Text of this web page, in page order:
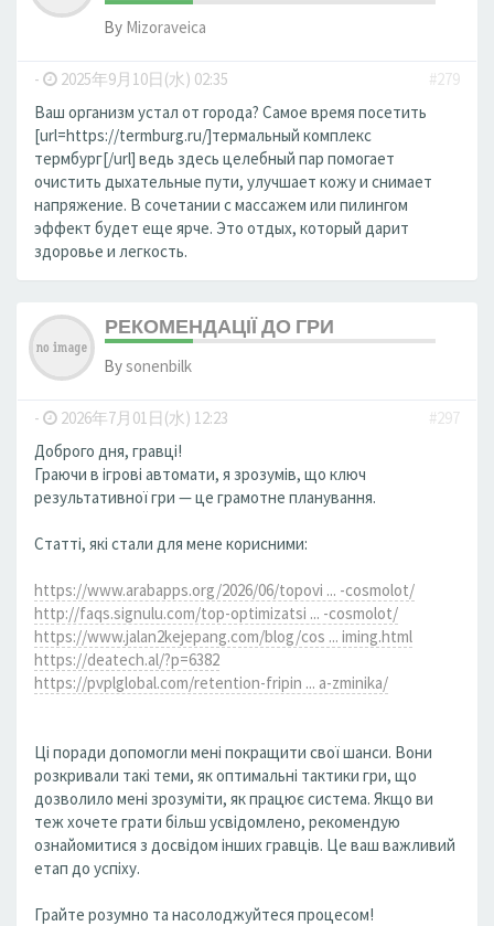
By Mizoraveica
- 2025年9月10日(水) 02:35
#279
Ваш организм устал от города? Самое время посетить
[url=https://termburg.ru/]термальный комплекс
термбург[/url] ведь здесь целебный пар помогает
очистить дыхательные пути, улучшает кожу и снимает
напряжение. В сочетании с массажем или пилингом
эффект будет еще ярче. Это отдых, который дарит
здоровье и легкость.
РЕКОМЕНДАЦІЇ ДО ГРИ
Bysonenbilk
- 2026年7月01日(水) 12:23
#297
Доброго дня, гравці!
Граючи в ігрові автомати, я зрозумів, що ключ
результативної гри — це грамотне планування.
Статті, які стали для мене корисними:
https://www.arabapps.org/2026/06/topovi ... -cosmolot/
http://faqs.signulu.com/top-optimizatsi ... -cosmolot/
https://www.jalan2kejepang.com/blog/cos ... iming.html
https://deatech.al/?p=6382
https://pvplglobal.com/retention-fripin ... a-zminika/
Ці поради допомогли мені покращити свої шанси. Вони
розкривали такі теми, як оптимальні тактики гри, що
дозволило мені зрозуміти, як працює система. Якщо ви
теж хочете грати більш усвідомлено, рекомендую
ознайомитися з досвідом інших гравців. Це ваш важливий
етап до успіху.
Грайте розумно та насолоджуйтеся процесом!